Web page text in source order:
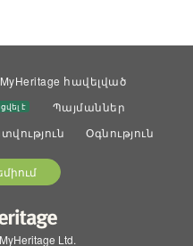
MyHeritage հավելված
է
Պայմաններ
Օգնություն
Ltd.